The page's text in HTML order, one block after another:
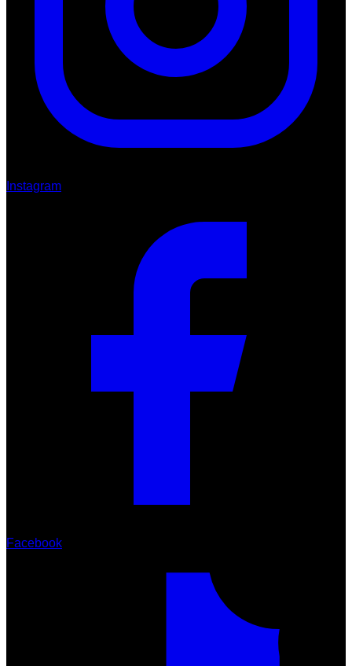
Instagram
Facebook